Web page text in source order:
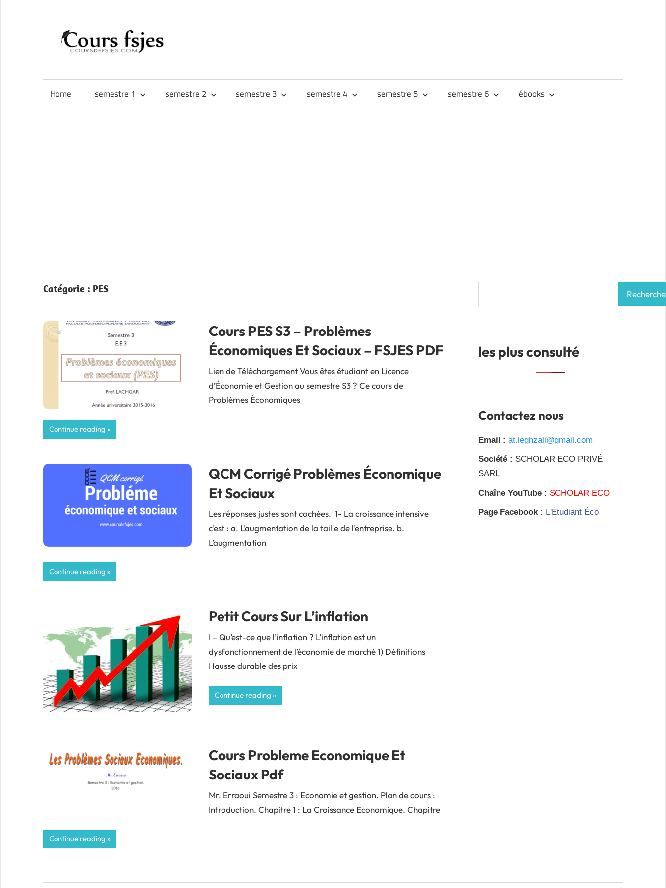
content
FSJES
Home semestre 1 semestre 2 semestre 3 semestre 4 semestre 5 semestre 6 ébooks
Catégorie : PES
Cours PES S3 – Problèmes
Économiques Et Sociaux – FSJES PDF
Lien de Téléchargement Vous êtes étudiant en Licence
d’Économie et Gestion au semestre S3 ? Ce cours de
Problèmes Économiques
Continue reading
QCM Corrigé Problèmes Économique
Et Sociaux
Les réponses justes sont cochées. 1- La croissance intensive
c’est : a. L’augmentation de la taille de l’entreprise. b.
L’augmentation
Continue reading
Petit Cours Sur L’inflation
I – Qu’est-ce que l’inflation ? L’inflation est un
dysfonctionnement de l’économie de marché 1) Définitions
Hausse durable des prix
Continue reading
Cours Probleme Economique Et
Sociaux Pdf
Mr. Erraoui Semestre 3 : Economie et gestion. Plan de cours :
Introduction. Chapitre 1 : La Croissance Economique. Chapitre
Continue reading
les plus consulté
Contactez nous
Email : at.leghzali@gmail.com
Société : SCHOLAR ECO PRIVÉ
SARL
Chaîne YouTube : SCHOLAR ECO
Page Facebook : L'Étudiant Éco